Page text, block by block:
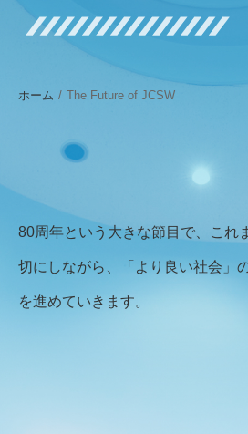
ホーム The Future of JCSW
80周年という大きな節目で、 これ
切にしながら、 「より良い社会」
を進めていきます。